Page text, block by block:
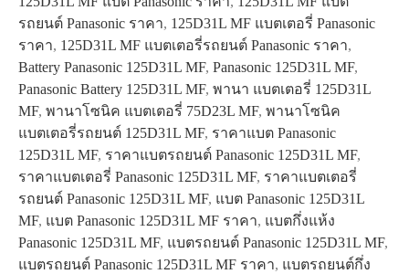
รถยนต์ Panasonic ราคา, 125D31L MF แบตเตอรี่ Panasonic
ราคา, 125D31L MF แบตเตอรี่รถยนต์ Panasonic ราคา,
Battery Panasonic 125D31L MF, Panasonic 125D31L MF,
Panasonic Battery 125D31L MF, พานา แบตเตอรี่ 125D31L
MF, พานาโซนิค แบตเตอรี่ 75D23L MF, พานาโซนิค
แบตเตอรี่รถยนต์ 125D31L MF, ราคาแบต Panasonic
125D31L MF, ราคาแบตรถยนต์ Panasonic 125D31L MF,
ราคาแบตเตอรี่ Panasonic 125D31L MF, ราคาแบตเตอรี่
รถยนต์ Panasonic 125D31L MF, แบต Panasonic 125D31L
MF, แบต Panasonic 125D31L MF ราคา, แบตกึ่งแห้ง
Panasonic 125D31L MF, แบตรถยนต์ Panasonic 125D31L MF,
แบตรถยนต์ Panasonic 125D31L MF ราคา, แบตรถยนต์กึ่ง